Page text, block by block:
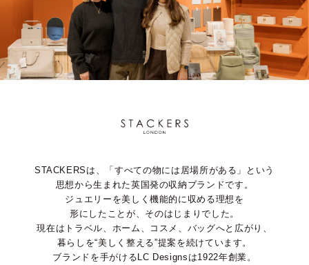
STACKERSは、「すべての物には居場所がある」という
思想から生まれた英国発の収納ブランドです。
ジュエリーを美しく機能的に収める理想を
形にしたことが、そのはじまりでした。
現在はトラベル、ホーム、コスメ、バッグへと広がり、
暮らしを“美しく整える”提案を続けています。
ブランドを手がけるLC Designsは1922年創業。